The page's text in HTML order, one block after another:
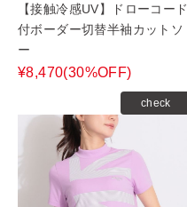
【接触冷感UV】ドローコード
付ボーダー切替半袖カットソ
ー
¥8,470(30%OFF)
check